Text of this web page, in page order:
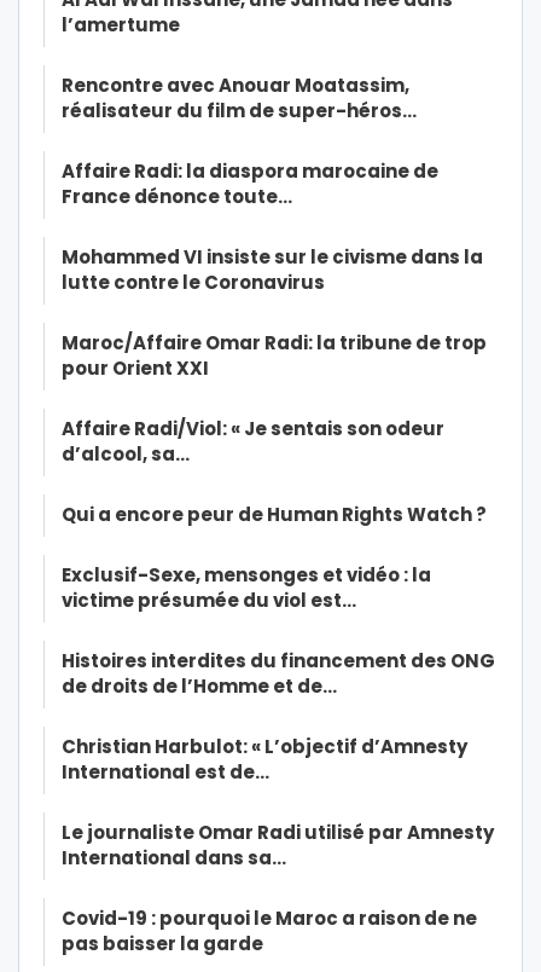
l’amertume
Rencontre avec Anouar Moatassim,
réalisateur du film de super-héros…
Affaire Radi: la diaspora marocaine de
France dénonce toute…
Mohammed VI insiste sur le civisme dans la
lutte contre le Coronavirus
Maroc/Affaire Omar Radi: la tribune de trop
pour Orient XXI
Affaire Radi/Viol: « Je sentais son odeur
d’alcool, sa…
Qui a encore peur de Human Rights Watch ?
Exclusif-Sexe, mensonges et vidéo : la
victime présumée du viol est…
Histoires interdites du financement des ONG
de droits de l’Homme et de…
Christian Harbulot: « L’objectif d’Amnesty
International est de…
Le journaliste Omar Radi utilisé par Amnesty
International dans sa…
Covid-19 : pourquoi le Maroc a raison de ne
pas baisser la garde